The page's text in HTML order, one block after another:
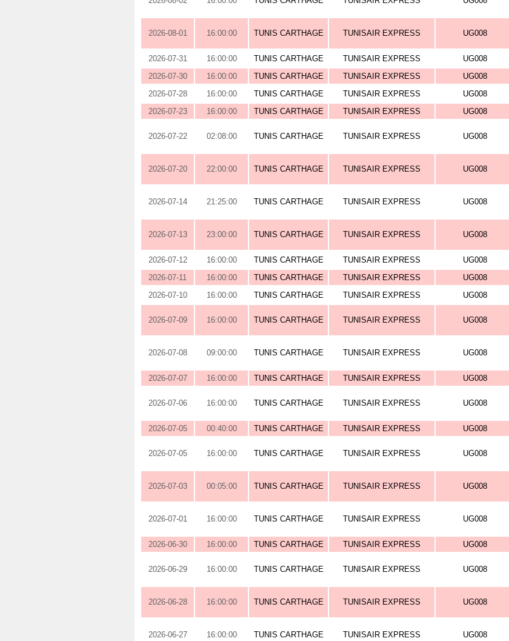
2026-08-01 16:00:00 TUNIS CARTHAGE TUNISAIR EXPRESS UG008
2026-07-31 16:00:00 TUNIS CARTHAGE TUNISAIR EXPRESS
UG008
2026-07-30
16:00:00 TUNIS CARTHAGE TUNISAIR EXPRESS UG008
2026-07-28
16:00:00 TUNIS CARTHAGE TUNISAIR EXPRESS UG008
2026-07-23
16:00:00 TUNIS CARTHAGE TUNISAIR EXPRESS UG008
2026-07-22 02:08:00 TUNIS CARTHAGE TUNISAIR EXPRESS UG008
2026-07-20 22:00:00 TUNIS CARTHAGE TUNISAIR EXPRESS UG008
2026-07-14 21:25:00 TUNIS CARTHAGE TUNISAIR EXPRESS UG008
2026-07-13 23:00:00 TUNIS CARTHAGE TUNISAIR EXPRESS UG008
2026-07-12 16:00:00 TUNIS CARTHAGE TUNISAIR EXPRESS UG008
2026-07-11
16:00:00 TUNIS CARTHAGE TUNISAIR EXPRESS UG008
2026-07-10
16:00:00 TUNIS CARTHAGE TUNISAIR EXPRESS UG008
2026-07-09 16:00:00 TUNIS CARTHAGE TUNISAIR EXPRESS UG008
2026-07-08 09:00:00 TUNIS CARTHAGE TUNISAIR EXPRESS UG008
2026-07-07 16:00:00 TUNIS CARTHAGE TUNISAIR EXPRESS UG008
2026-07-06 16:00:00 TUNIS CARTHAGE TUNISAIR EXPRESS UG008
2026-07-05
00:40:00 TUNIS CARTHAGE TUNISAIR EXPRESS UG008
2026-07-05 16:00:00 TUNIS CARTHAGE TUNISAIR EXPRESS UG008
2026-07-03 00:05:00 TUNIS CARTHAGE TUNISAIR EXPRESS UG008
2026-07-01 16:00:00 TUNIS CARTHAGE TUNISAIR EXPRESS UG008
2026-06-30 16:00:00 TUNIS CARTHAGE TUNISAIR EXPRESS UG008
2026-06-29 16:00:00 TUNIS CARTHAGE TUNISAIR EXPRESS UG008
2026-06-28 16:00:00 TUNIS CARTHAGE TUNISAIR EXPRESS UG008
2026-06-27 16:00:00 TUNIS CARTHAGE TUNISAIR EXPRESS UG008